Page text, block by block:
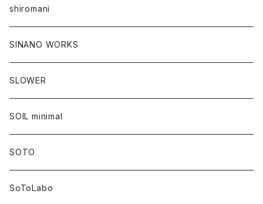
shiromani
SINANO WORKS
SLOWER
SOIL minimal
SOTO
SoToLabo